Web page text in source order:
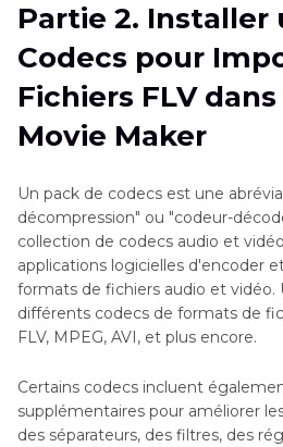
Partie 2. Installer
Codecs pour
Fichiers FLV
Movie Maker
Un pack de codecs est une
décompression" ou "codeur-
collection de codecs audio et
applications logicielles d'encoder
formats de fichiers audio et vidéo.
différents codecs de formats de
FLV, MPEG, AVI, et plus encore.
Certains codecs incluent
supplémentaires pour améliorer
des séparateurs, des filtres, des